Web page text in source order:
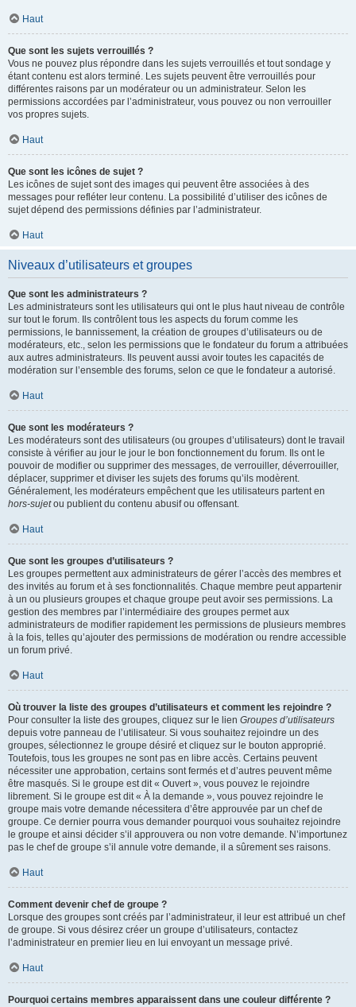
Haut
Que sont les sujets verrouillés ?
Vous ne pouvez plus répondre dans les sujets verrouillés et tout sondage y
étant contenu est alors terminé. Les sujets peuvent être verrouillés pour
différentes raisons par un modérateur ou un administrateur. Selon les
permissions accordées par l’administrateur, vous pouvez ou non verrouiller
vos propres sujets.
Haut
Que sont les icônes de sujet ?
Les icônes de sujet sont des images qui peuvent être associées à des
messages pour refléter leur contenu. La possibilité d’utiliser des icônes de
sujet dépend des permissions définies par l’administrateur.
Haut
Niveaux d’utilisateurs et groupes
Que sont les administrateurs ?
Les administrateurs sont les utilisateurs qui ont le plus haut niveau de contrôle
sur tout le forum. Ils contrôlent tous les aspects du forum comme les
permissions, le bannissement, la création de groupes d’utilisateurs ou de
modérateurs, etc., selon les permissions que le fondateur du forum a attribuées
aux autres administrateurs. Ils peuvent aussi avoir toutes les capacités de
modération sur l’ensemble des forums, selon ce que le fondateur a autorisé.
Haut
Que sont les modérateurs ?
Les modérateurs sont des utilisateurs (ou groupes d’utilisateurs) dont le travail
consiste à vérifier au jour le jour le bon fonctionnement du forum. Ils ont le
pouvoir de modifier ou supprimer des messages, de verrouiller, déverrouiller,
déplacer, supprimer et diviser les sujets des forums qu’ils modèrent.
Généralement, les modérateurs empêchent que les utilisateurs partent en
hors-sujetou publient du contenu abusif ou offensant.
Haut
Que sont les groupes d’utilisateurs ?
Les groupes permettent aux administrateurs de gérer l’accès des membres et
des invités au forum et à ses fonctionnalités. Chaque membre peut appartenir
à un ou plusieurs groupes et chaque groupe peut avoir ses permissions. La
gestion des membres par l’intermédiaire des groupes permet aux
administrateurs de modifier rapidement les permissions de plusieurs membres
à la fois, telles qu’ajouter des permissions de modération ou rendre accessible
un forum privé.
Haut
Où trouver la liste des groupes d’utilisateurs et comment les rejoindre ?
Pour consulter la liste des groupes, cliquez sur le lien Groupes d’utilisateurs
depuis votre panneau de l’utilisateur. Si vous souhaitez rejoindre un des
groupes, sélectionnez le groupe désiré et cliquez sur le bouton approprié.
Toutefois, tous les groupes ne sont pas en libre accès. Certains peuvent
nécessiter une approbation, certains sont fermés et d’autres peuvent même
être masqués. Si le groupe est dit « Ouvert », vous pouvez le rejoindre
librement. Si le groupe est dit « À la demande », vous pouvez rejoindre le
groupe mais votre demande nécessitera d’être approuvée par un chef de
groupe. Ce dernier pourra vous demander pourquoi vous souhaitez rejoindre
le groupe et ainsi décider s’il approuvera ou non votre demande. N’importunez
pas le chef de groupe s’il annule votre demande, il a sûrement ses raisons.
Haut
Comment devenir chef de groupe ?
Lorsque des groupes sont créés par l’administrateur, il leur est attribué un chef
de groupe. Si vous désirez créer un groupe d’utilisateurs, contactez
l’administrateur en premier lieu en lui envoyant un message privé.
Haut
Pourquoi certains membres apparaissent dans une couleur différente ?